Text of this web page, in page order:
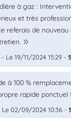
à gaz :
et très
referais de nouveau
- Le 19/11/2024 15:29 -
à 100 %
rapide ponctuel
Le 02/09/2024 10:36 -